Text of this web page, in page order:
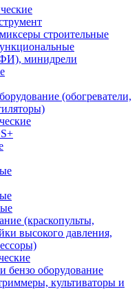
строительные
минидрели
(обогреватели,
(краскопульты,
высокого давления,
бензо оборудование
культиваторы и